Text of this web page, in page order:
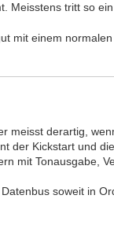
Meisstens tritt so
mit einem
meisst derartig,
der Kickstart und
mit Tonausgabe,
soweit in